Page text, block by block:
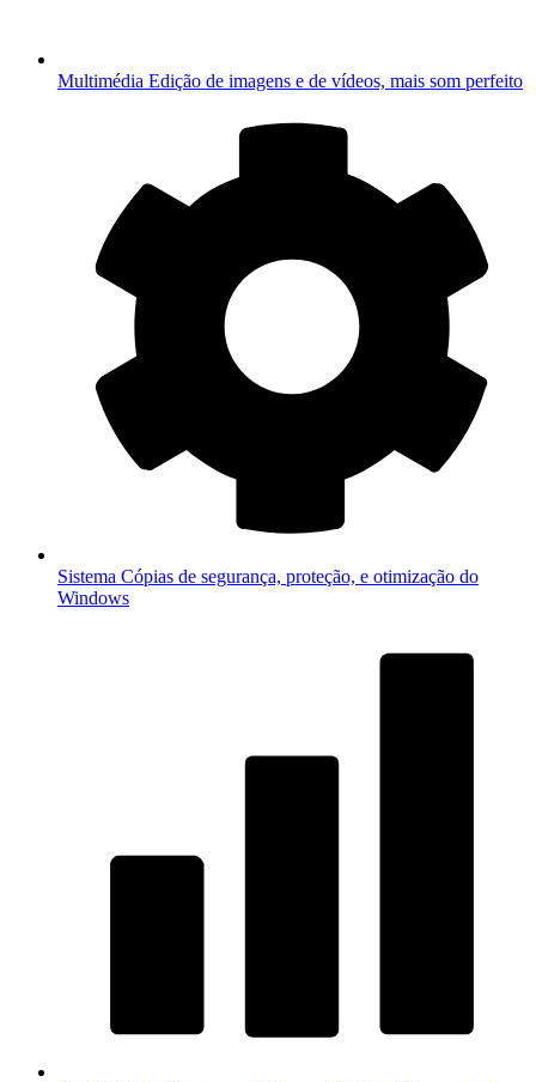
Multimédia Edição de imagens e de vídeos, mais som perfeito
Sistema Cópias de segurança, proteção, e otimização do
Windows